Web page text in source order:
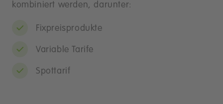
kombiniert werden, darunter:
Fixpreisprodukte
Variable Tarife
Spottarif